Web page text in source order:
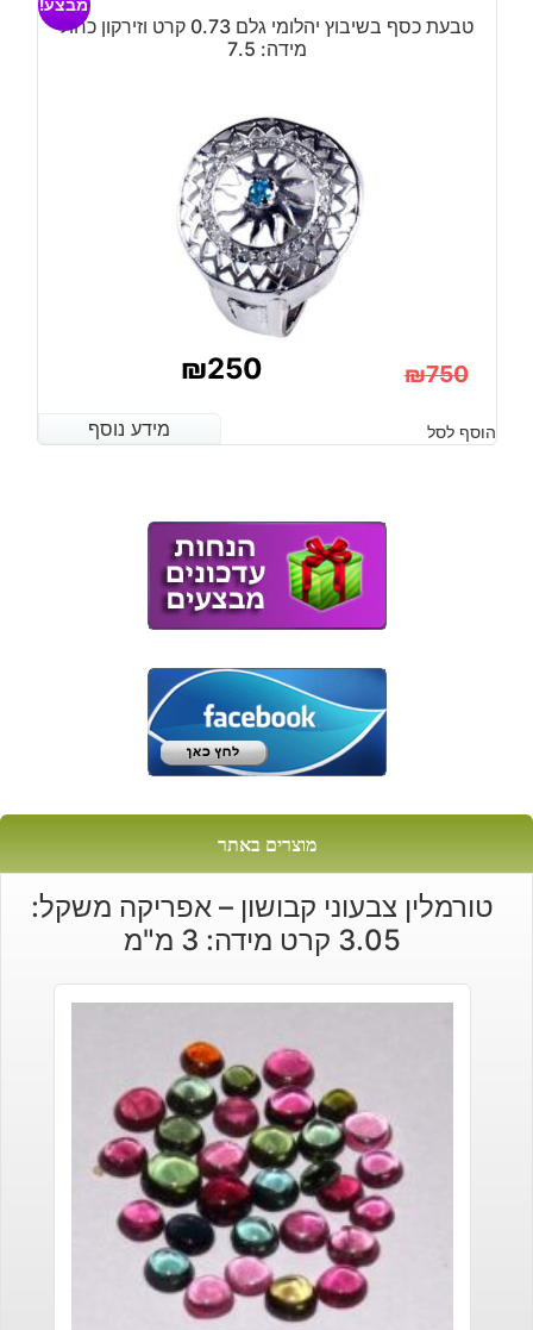
₪650.
₪250.
טבעת כסף בשיבוץ יהלומי גלם 0.73 קרט וזירקון כחול
מידה: 7.5
מבצע!
₪750
המקורי
₪250
הנוכחי
מידע נוסף הוסף לסל מידע נוסף
מוצרים באתר
טורמלין צבעוני קבושון – אפריקה משקל:
3.05 קרט מידה: 3 מ"מ